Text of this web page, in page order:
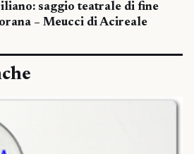
saggio teatrale di fine
– Meucci di Acireale